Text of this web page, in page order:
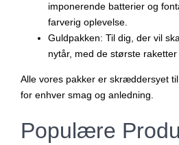
imponerende batterier og
farverig oplevelse.
Guldpakken: Til dig, der vil
nytår, med de største
Alle vores pakker er skræddersyet
for enhver smag og anledning.
Populære